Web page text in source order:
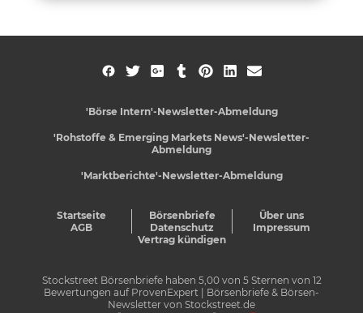
'Börse Intern'-Newsletter-Abmeldung
'Rohstoffe & Emerging Markets News'-Newsletter-
Abmeldung
'Marktberichte'-Newsletter-Abmeldung
Startseite Börsenbriefe
Über uns
AGB
Datenschutz
Impressum
Vertrag kündigen
Stockstreet Börsenbriefe haben 5,00von 5Sternen von 12
Bewertungen auf ProvenExpert
| Börsenbriefe & Börsen-
Newsletter von Stockstreet.de